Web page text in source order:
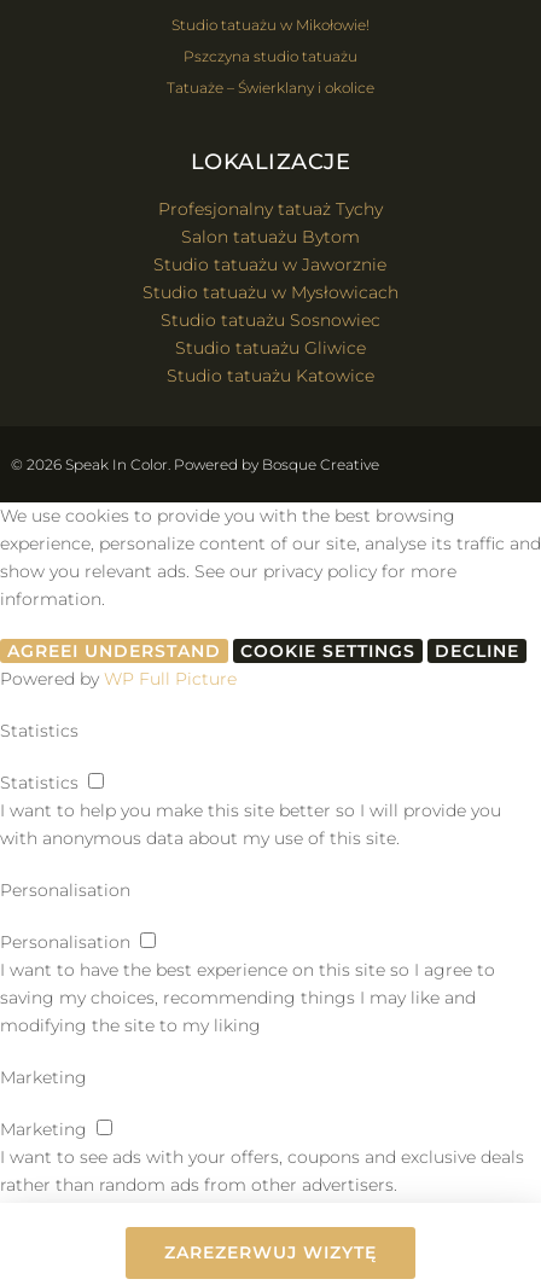
ZAREZERWUJ WIZYTĘ
Studio tatuażu w Mikołowie!
Pszczyna studio tatuażu
Tatuaże – Świerklany i okolice
LOKALIZACJE
Profesjonalny tatuaż Tychy
Salon tatuażu Bytom
Studio tatuażu w Jaworznie
Studio tatuażu w Mysłowicach
Studio tatuażu Sosnowiec
Studio tatuażu Gliwice
Studio tatuażu Katowice
© 2026 Speak In Color. Powered by Bosque Creative
We use cookies to provide you with the best browsing
experience, personalize content of our site, analyse its traffic and
show you relevant ads. See our privacy policy for more
information.
AGREEI UNDERSTAND COOKIE SETTINGS
DECLINE
Powered by WP Full Picture
Statistics
Statistics
I want to help you make this site better so I will provide you
with anonymous data about my use of this site.
Personalisation
Personalisation
I want to have the best experience on this site so I agree to
saving my choices, recommending things I may like and
modifying the site to my liking
Marketing
Marketing
I want to see ads with your offers, coupons and exclusive deals
rather than random ads from other advertisers.
AGREE TO SELECTED
WP Full Picture